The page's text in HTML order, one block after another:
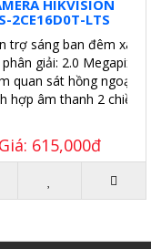
HIKVISION
2CE16D0T-LTS
trợ sáng ban đêm xa
giải: 2.0 Megapixel.
quan sát hồng ngoại:
hợp âm thanh 2 chiều.
Giá: 615,000đ